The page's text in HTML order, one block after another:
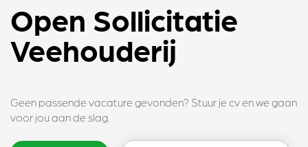
Open Sollicitatie
Veehouderij
Geen passende vacature gevonden? Stuur je cv en we gaan
voor jou aan de slag.